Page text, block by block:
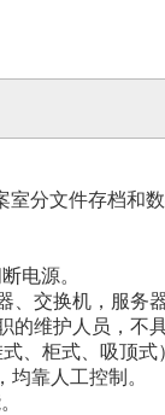
室分文件存档和
电源。
交换机，服务
的维护人员，不
、柜式、吸顶式
靠人工控制。